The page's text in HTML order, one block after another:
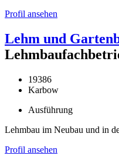
Profil ansehen
Lehm und
19386
Karbow
Ausführung
Lehmbau im Neubau und in
Profil ansehen